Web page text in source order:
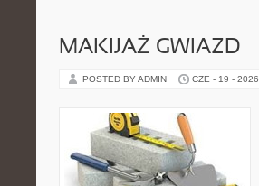
MAKIJAŻ GWIAZD
POSTED BY ADMIN CZE - 19 - 2026